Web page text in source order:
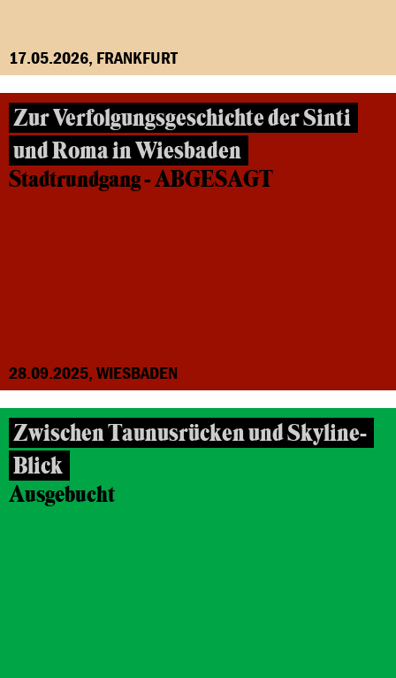
17.05.2026, FRANKFURT
Zur Verfolgungsgeschichte der Sinti
und Roma in Wiesbaden
Stadtrundgang - ABGESAGT
28.09.2025, WIESBADEN
Zwischen Taunusrücken und Skyline-
Blick
Ausgebucht